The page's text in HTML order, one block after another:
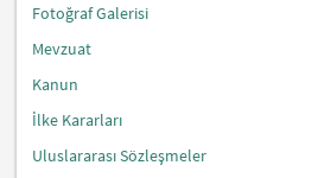
Fotoğraf Galerisi
Mevzuat
Kanun
İlke Kararları
Uluslararası Sözleşmeler